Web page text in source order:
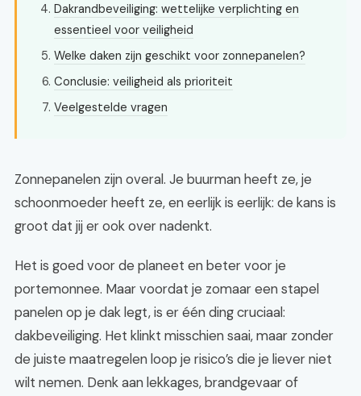
Dakrandbeveiliging: wettelijke verplichting en
essentieel voor veiligheid
Welke daken zijn geschikt voor zonnepanelen?
Conclusie: veiligheid als prioriteit
Veelgestelde vragen
Zonnepanelen zijn overal. Je buurman heeft ze, je
schoonmoeder heeft ze, en eerlijk is eerlijk: de kans is
groot dat jij er ook over nadenkt.
Het is goed voor de planeet en beter voor je
portemonnee. Maar voordat je zomaar een stapel
panelen op je dak legt, is er één ding cruciaal:
dakbeveiliging. Het klinkt misschien saai, maar zonder
de juiste maatregelen loop je risico’s die je liever niet
wilt nemen. Denk aan lekkages, brandgevaar of